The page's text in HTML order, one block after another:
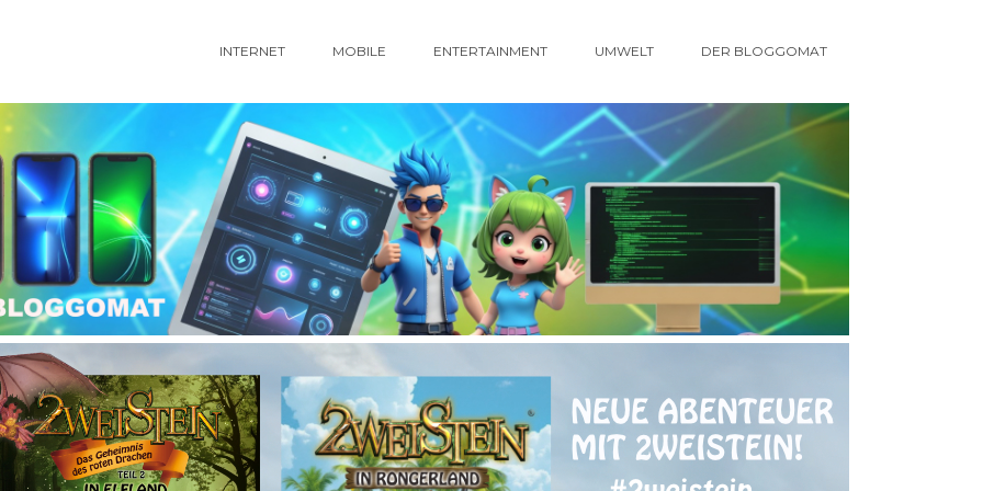
INTERNET MOBILE ENTERTAINMENT UMWELT DER BLOGGOMAT